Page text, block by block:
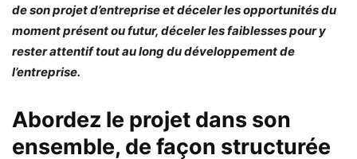
de son projet d’entreprise et déceler les opportunités du
moment présent ou futur, déceler les faiblesses pour y
rester attentif tout au long du développement de
l’entreprise.
Abordez le projet dans son
ensemble, de façon structurée